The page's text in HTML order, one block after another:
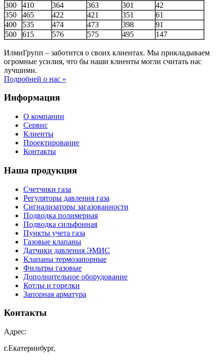
300
410 364 363 301
42
350
465 422 421 351
61
400
535 474 473 398
91
500
615 576 575 495 147
ИлмиГрупп – заботится о своих клиентах. Мы прикладываем
огромные усилия, что бы наши клиенты могли считать нас
лучшими.
Подробней о нас »
Информация
О компании
Сервис
Клиенты
Проектирование
Контакты
Наша продукция
Счетчики газа
Регуляторы давления газа
Сигнализаторы загазованности
Подводка полимерная
Подводка сильфонная
Пункты учета газа
Газовые клапаны
Датчики давления ЭМИС
Клапаны термозапорные
Фильтры газовые
Дополнительное оборудование
Котлы и горелки
Запорная арматура
Контакты
Адрес:
г.Екатеринбург,